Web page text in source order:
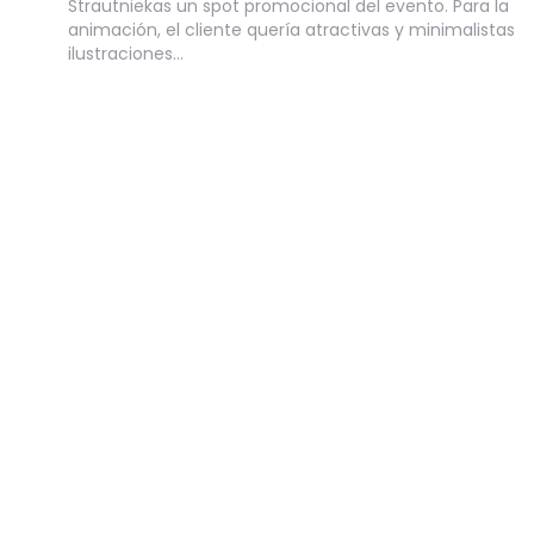
Strautniekas un spot promocional del evento. Para la
animación, el cliente quería atractivas y minimalistas
ilustraciones…